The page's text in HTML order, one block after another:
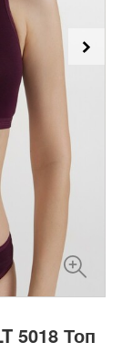
5018 Топ